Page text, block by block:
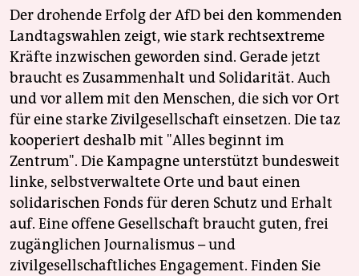
Der drohende Erfolg der AfD bei den kommenden
Landtagswahlen zeigt, wie stark rechtsextreme
Kräfte inzwischen geworden sind. Gerade jetzt
braucht es Zusammenhalt und Solidarität. Auch
und vor allem mit den Menschen, die sich vor Ort
für eine starke Zivilgesellschaft einsetzen. Die taz
kooperiert deshalb mit "Alles beginnt im
Zentrum". Die Kampagne unterstützt bundesweit
linke, selbstverwaltete Orte und baut einen
solidarischen Fonds für deren Schutz und Erhalt
auf. Eine offene Gesellschaft braucht guten, frei
zugänglichen Journalismus – und
zivilgesellschaftliches Engagement. Finden Sie